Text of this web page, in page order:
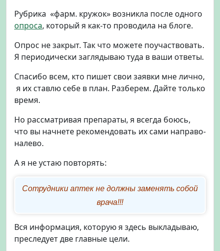
а
р
а
к
р
в
и
и
и
е
е
I
т
Рубрика «фарм. кружок» возникла после одного
опроса, который я как-то проводила на блоге.
Опрос не закрыт. Так что можете поучаствовать.
Я периодически заглядываю туда в ваши ответы.
Спасибо всем, кто пишет свои заявки мне лично,
я их ставлю себе в план. Разберем. Дайте только
время.
Но рассматривая препараты, я всегда боюсь,
что вы начнете рекомендовать их сами направо-
налево.
А я не устаю повторять:
Сотрудники аптек не должны заменять собой
врача!!!
Вся информация, которую я здесь выкладываю,
преследует две главные цели.